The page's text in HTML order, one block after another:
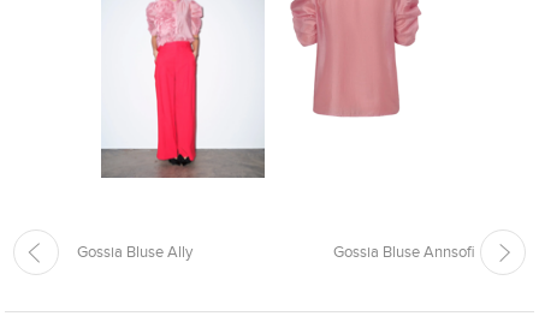
Gossia Bluse Ally Gossia Bluse Annsofi